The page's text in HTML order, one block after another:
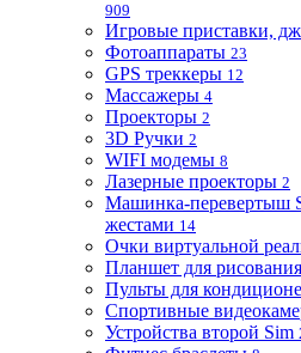
909
Игровые приставки,
Фотоаппараты 23
GPS треккеры 12
Массажеры 4
Проекторы 2
3D Ручки 2
WIFI модемы 8
Лазерные проекторы 2
Машинка-перевертыш
жестами 14
Очки виртуальной
Планшет для рисования
Пульты для
Спортивные
Устройства второй Sim